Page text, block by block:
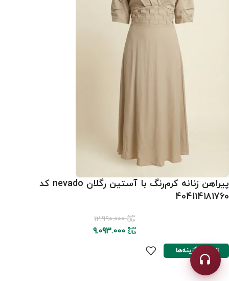
پیراهن زنانه کرم‌رنگ با آستین رگلان nevado کد
404114181760
12.990.000
9.093.000
انتخاب گزینه‌ها